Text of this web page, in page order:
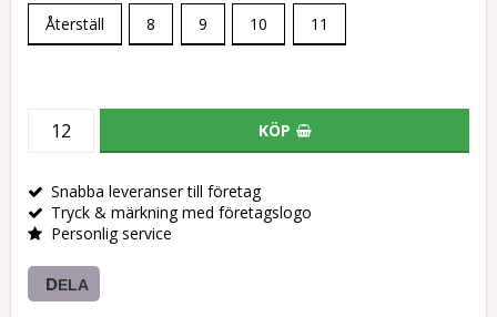
Återställ
8 9 10 11
KÖP
Snabba leveranser till företag
Tryck & märkning med företagslogo
Personlig service
DELA